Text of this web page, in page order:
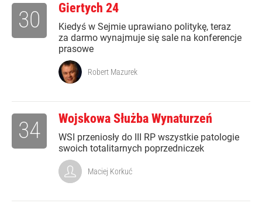
Giertych 24
Kiedyś w Sejmie uprawiano politykę, teraz
za darmo wynajmuje się sale na konferencje
prasowe
30
Robert Mazurek
Wojskowa Służba Wynaturzeń
WSI przeniosły do III RP wszystkie patologie
swoich totalitarnych poprzedniczek
34
Maciej Korkuć